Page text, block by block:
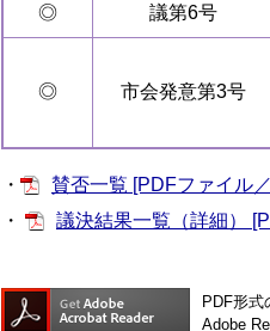
◎ 議第6号
◎ 市会発意第3号
・
賛否一覧 [PDFファイル
・
議決結果一覧（詳細）
PDF形式
Adobe